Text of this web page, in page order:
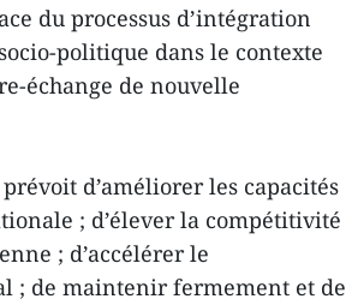
du processus d’intégration
politique dans le contexte
échange de nouvelle
d’améliorer les capacités
; d’élever la compétitivité
; d’accélérer le
; de maintenir fermement et de